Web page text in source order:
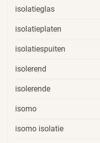
isolatieglas
isolatieplaten
isolatiespuiten
isolerend
isolerende
isomo
isomo isolatie